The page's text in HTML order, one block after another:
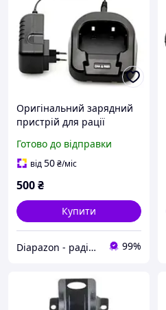
Оригінальний зарядний
пристрій для рації
Готово до відправки
від50₴/міс
500₴
Купити
Diapazon - радіостанції та аксесуари 99%